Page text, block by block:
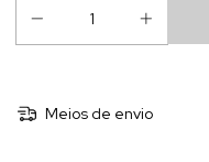
Meios de envio